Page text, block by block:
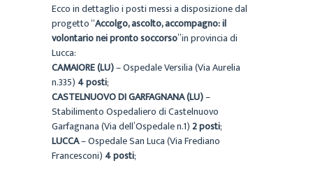
Ecco in dettaglio i posti messi a disposizione dal
progetto “Accolgo, ascolto, accompagno: il
volontario nei pronto soccorso”in provincia di
Lucca:
CAMAIORE (LU)– Ospedale Versilia (Via Aurelia
n.335) 4 posti;
CASTELNUOVO DI GARFAGNANA (LU)–
Stabilimento Ospedaliero di Castelnuovo
Garfagnana (Via dell’Ospedale n.1)2 posti;
LUCCA– Ospedale San Luca (Via Frediano
Francesconi) 4 posti;